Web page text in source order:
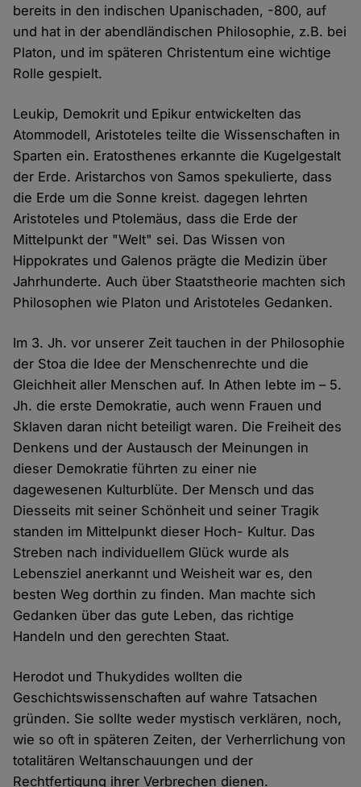
bereits in den indischen Upanischaden, -800, auf
und hat in der abendländischen Philosophie, z.B. bei
Platon, und im späteren Christentum eine wichtige
Rolle gespielt.
Leukip, Demokrit und Epikur entwickelten das
Atommodell, Aristoteles teilte die Wissenschaften in
Sparten ein. Eratosthenes erkannte die Kugelgestalt
der Erde. Aristarchos von Samos spekulierte, dass
die Erde um die Sonne kreist. dagegen lehrten
Aristoteles und Ptolemäus, dass die Erde der
Mittelpunkt der "Welt" sei. Das Wissen von
Hippokrates und Galenos prägte die Medizin über
Jahrhunderte. Auch über Staatstheorie machten sich
Philosophen wie Platon und Aristoteles Gedanken.
Im 3. Jh. vor unserer Zeit tauchen in der Philosophie
der Stoa die Idee der Menschenrechte und die
Gleichheit aller Menschen auf. In Athen lebte im – 5.
Jh. die erste Demokratie, auch wenn Frauen und
Sklaven daran nicht beteiligt waren. Die Freiheit des
Denkens und der Austausch der Meinungen in
dieser Demokratie führten zu einer nie
dagewesenen Kulturblüte. Der Mensch und das
Diesseits mit seiner Schönheit und seiner Tragik
standen im Mittelpunkt dieser Hoch- Kultur. Das
Streben nach individuellem Glück wurde als
Lebensziel anerkannt und Weisheit war es, den
besten Weg dorthin zu finden. Man machte sich
Gedanken über das gute Leben, das richtige
Handeln und den gerechten Staat.
Herodot und Thukydides wollten die
Geschichtswissenschaften auf wahre Tatsachen
gründen. Sie sollte weder mystisch verklären, noch,
wie so oft in späteren Zeiten, der Verherrlichung von
totalitären Weltanschauungen und der
Rechtfertigung ihrer Verbrechen dienen.